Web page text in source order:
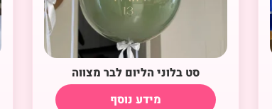
סט בלוני הליום לבר מצווה
מידע נוסף